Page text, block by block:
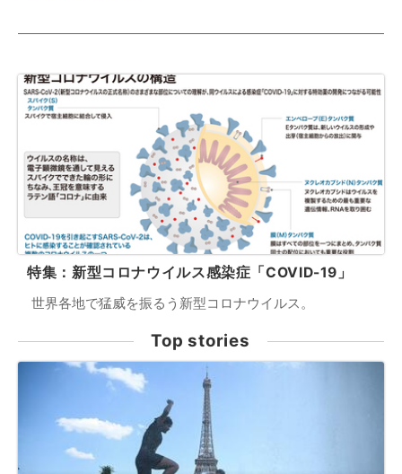
特集：新型コロナウイルス感染症「COVID-19」
世界各地で猛威を振るう新型コロナウイルス。
Top stories